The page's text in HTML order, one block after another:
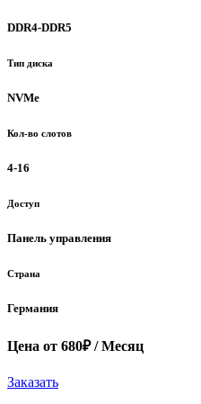
DDR4-DDR5
Тип диска
NVMe
Кол-во слотов
4-16
Доступ
Панель управления
Страна
Германия
Цена от 680₽ / Месяц
Заказать